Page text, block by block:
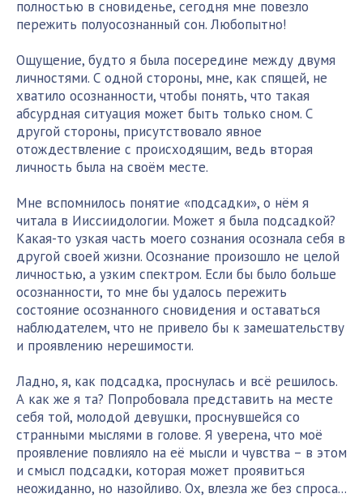
полностью в сновиденье, сегодня мне повезло
пережить полуосознанный сон. Любопытно!
Ощущение, будто я была посередине между двумя
личностями. С одной стороны, мне, как спящей, не
хватило осознанности, чтобы понять, что такая
абсурдная ситуация может быть только сном. С
другой стороны, присутствовало явное
отождествление с происходящим, ведь вторая
личность была на своём месте.
Мне вспомнилось понятие «подсадки», о нём я
читала в Ииссиидологии. Может я была подсадкой?
Какая-то узкая часть моего сознания осознала себя в
другой своей жизни. Осознание произошло не целой
личностью, а узким спектром. Если бы было больше
осознанности, то мне бы удалось пережить
состояние осознанного сновидения и оставаться
наблюдателем, что не привело бы к замешательству
и проявлению нерешимости.
Ладно, я, как подсадка, проснулась и всё решилось.
А как же я та? Попробовала представить на месте
себя той, молодой девушки, проснувшейся со
странными мыслями в голове. Я уверена, что моё
проявление повлияло на её мысли и чувства – в этом
и смысл подсадки, которая может проявиться
неожиданно, но назойливо. Ох, влезла же без спроса...